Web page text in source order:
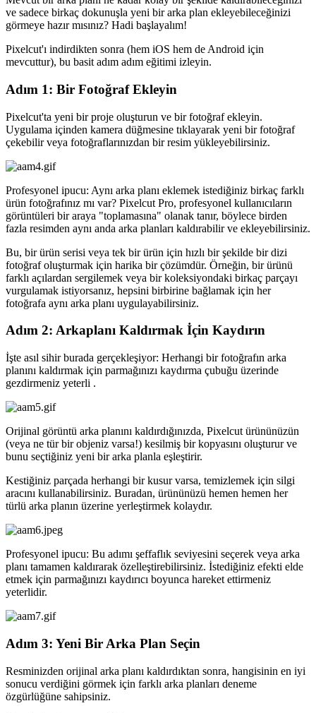
ve sadece birkaç dokunuşla yeni bir arka plan ekleyebileceğinizi
görmeye hazır mısınız? Hadi başlayalım!
Pixelcut'ı indirdikten sonra (hem iOS hem de Android için
mevcuttur), bu basit adım adım eğitimi izleyin.
Adım 1: Bir Fotoğraf Ekleyin
Pixelcut'ta yeni bir proje oluşturun ve bir fotoğraf ekleyin.
Uygulama içinden kamera düğmesine tıklayarak yeni bir fotoğraf
çekebilir veya fotoğraflarınızdan bir resim yükleyebilirsiniz.
Profesyonel ipucu: Aynı arka planı eklemek istediğiniz birkaç farklı
ürün fotoğrafınız mı var? Pixelcut Pro, profesyonel kullanıcıların
görüntüleri bir araya "toplamasına" olanak tanır, böylece birden
fazla resimden aynı anda arka planları kaldırabilir ve ekleyebilirsiniz.
Bu, bir ürün serisi veya tek bir ürün için hızlı bir şekilde bir dizi
fotoğraf oluşturmak için harika bir çözümdür. Örneğin, bir ürünü
farklı açılardan sergilemek veya bir koleksiyondaki birkaç parçayı
vurgulamak istiyorsanız, hepsini birbirine bağlamak için her
fotoğrafa aynı arka planı uygulayabilirsiniz.
Adım 2: Arkaplanı Kaldırmak İçin Kaydırın
İşte asıl sihir burada gerçekleşiyor: Herhangi bir fotoğrafın arka
planını kaldırmak için parmağınızı kaydırma çubuğu üzerinde
gezdirmeniz yeterli .
Orijinal görüntü arka planını kaldırdığınızda, Pixelcut ürününüzün
(veya ne tür bir objeniz varsa!) kesilmiş bir kopyasını oluşturur ve
bunu seçtiğiniz yeni bir arka planla eşleştirir.
Kestiğiniz parçada herhangi bir kusur varsa, temizlemek için silgi
aracını kullanabilirsiniz. Buradan, ürününüzü hemen hemen her
türlü arka planın üzerine yerleştirmek kolaydır.
Profesyonel ipucu: Bu adımı şeffaflık seviyesini seçerek veya arka
planı tamamen kaldırarak özelleştirebilirsiniz. İstediğiniz efekti elde
etmek için parmağınızı kaydırıcı boyunca hareket ettirmeniz
yeterlidir.
Adım 3: Yeni Bir Arka Plan Seçin
Resminizden orijinal arka planı kaldırdıktan sonra, hangisinin en iyi
sonucu verdiğini görmek için farklı arka planları deneme
özgürlüğüne sahipsiniz.